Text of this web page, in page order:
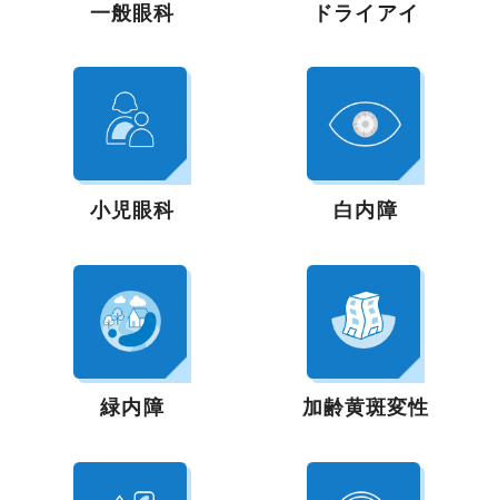
一般眼科 ドライアイ
小児眼科 白内障
緑内障 加齢黄斑変性